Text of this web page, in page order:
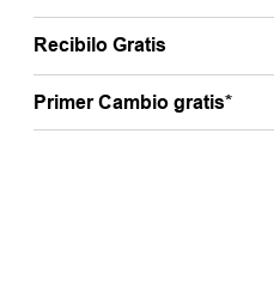
Recibilo Gratis
Primer Cambio gratis*